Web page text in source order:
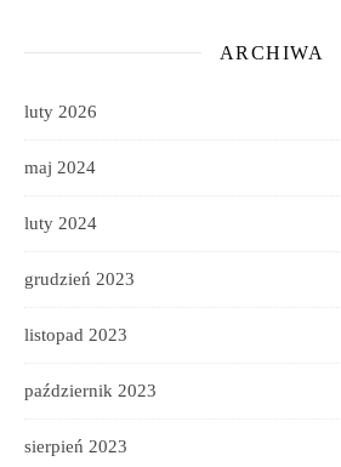
ARCHIWA
luty 2026
maj 2024
luty 2024
grudzień 2023
listopad 2023
październik 2023
sierpień 2023